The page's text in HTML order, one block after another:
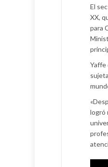
El
XX,
para
Yaffe
logró